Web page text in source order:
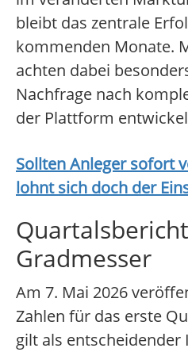
bleibt das zentrale
kommenden Monate.
achten dabei
Nachfrage nach
der Plattform
Sollten Anleger sofort
lohnt sich doch der
Gradmesser
Am 7. Mai 2026
Zahlen für das erste
gilt als